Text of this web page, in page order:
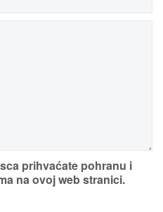
prihvaćate pohranu i
na ovoj web stranici.